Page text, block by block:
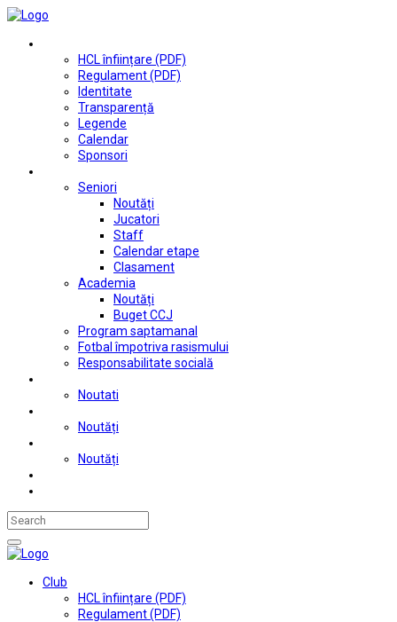
HCL înființare (PDF)
Regulament (PDF)
Identitate
Transparență
Legende
Calendar
Sponsori
Seniori
Noutăți
Jucatori
Staff
Calendar etape
Clasament
Academia
Noutăți
Buget CCJ
Program saptamanal
Fotbal împotriva rasismului
Responsabilitate socială
Noutati
Noutăți
Noutăți
Club
HCL înființare (PDF)
Regulament (PDF)